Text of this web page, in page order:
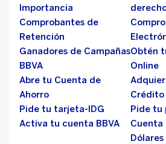
Importancia
Comprobantes de
Retención
Ganadores de Campañas
BBVA
Obtén
Online
Abre tu Cuenta de
Ahorro
Crédito
Pide tu tarjeta-IDG
Pide tu
Activa tu cuenta BBVA
Cuenta
Dólares